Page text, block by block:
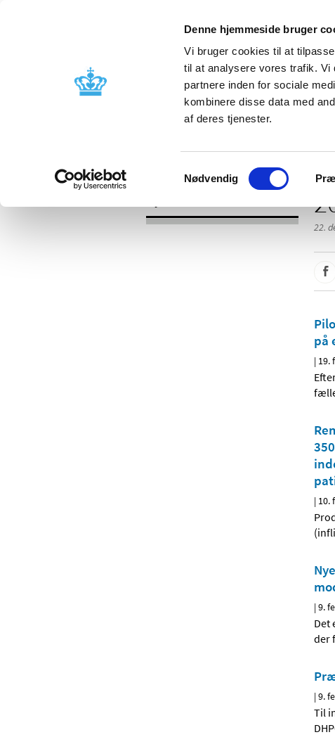
Denne hjemmeside bruger
Vi bruger cookies til at
til at analysere vores trafik. Vi
partnere inden for sociale
kombinere disse data med
af deres tjenester.
Samtykkevalg
Nødvendig
Godkendelse og
Bivirkninger og
22.
på
| 19.
| 10.
|9.
Det
der
|9.
Til